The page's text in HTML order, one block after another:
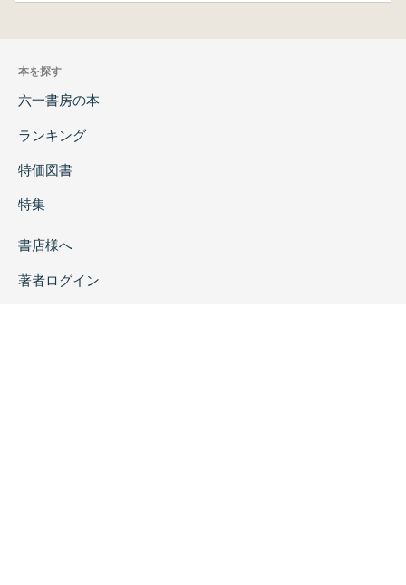
本を探す
六一書房の本
ランキング
特価図書
特集
書店様へ
著者ログイン